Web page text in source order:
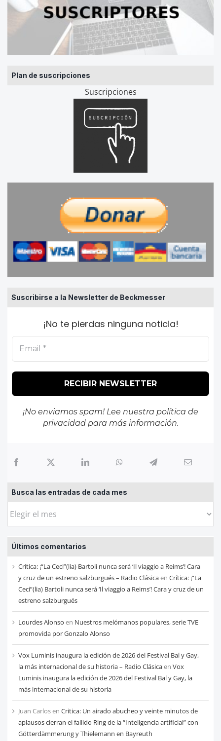
Plan de suscripciones
Suscripciones
Suscribirse a la Newsletter de Beckmesser
¡No te pierdas ninguna noticia!
¡No enviamos spam! Lee nuestra política de
privacidadpara más información.
Busca las entradas de cada mes
Busca
entradas
de
cada
mes
Últimos comentarios
Crítica: ¡“La Ceci”(lia) Bartoli nunca será ‘Il viaggio a Reims’! Cara
y cruz de un estreno salzburgués – Radio Clásicaen Crítica: ¡“La
Ceci”(lia) Bartoli nunca será ‘Il viaggio a Reims’! Cara y cruz de un
estreno salzburgués
Lourdes Alonso en Nuestros melómanos populares, serie TVE
promovida por Gonzalo Alonso
Vox Luminis inaugura la edición de 2026 del Festival Bal y Gay,
la más internacional de su historia – Radio Clásicaen Vox
Luminis inaugura la edición de 2026 del Festival Bal y Gay, la
más internacional de su historia
Juan Carlosen Critica: Un airado abucheo y veinte minutos de
aplausos cierran el fallido Ring de la “Inteligencia artificial” con
Götterdämmerung y Thielemann en Bayreuth